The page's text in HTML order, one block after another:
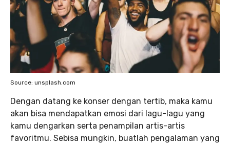
Source: unsplash.com
Dengan datang ke konser dengan tertib, maka kamu
akan bisa mendapatkan emosi dari lagu-lagu yang
kamu dengarkan serta penampilan artis-artis
favoritmu. Sebisa mungkin, buatlah pengalaman yang